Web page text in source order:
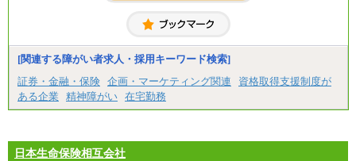
[関連する障がい者求人・採用キーワード検索]
証券・金融・保険 企画・マーケティング関連
資格取得支援制度が
ある企業
精神障がい 在宅勤務
日本生命保険相互会社